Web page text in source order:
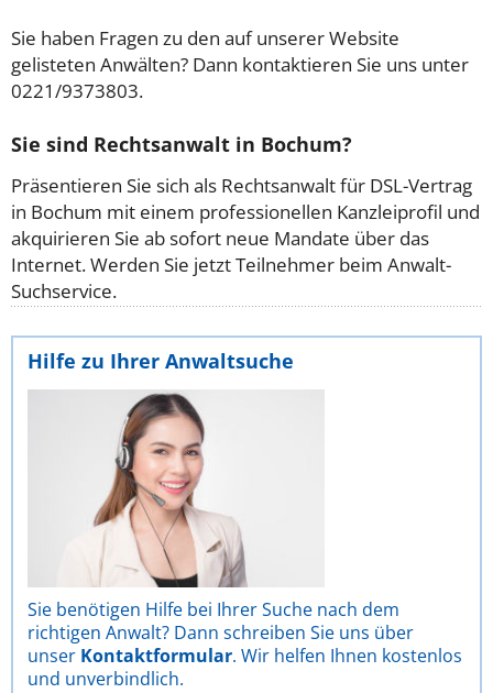
Sie haben Fragen zu den auf unserer Website
gelisteten Anwälten? Dann kontaktieren Sie uns unter
0221/9373803.
Sie sind Rechtsanwalt in Bochum?
Präsentieren Sie sich als Rechtsanwalt für DSL-Vertrag
in Bochum mit einem professionellen Kanzleiprofil und
akquirieren Sie ab sofort neue Mandate über das
Internet. Werden Sie jetzt Teilnehmer beim Anwalt-
Suchservice.
Hilfe zu Ihrer Anwaltsuche
Sie benötigen Hilfe bei Ihrer Suche nach dem
richtigen Anwalt? Dann schreiben Sie uns über
unser Kontaktformular. Wir helfen Ihnen kostenlos
und unverbindlich.